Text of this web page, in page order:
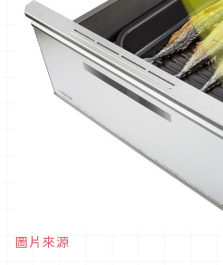
圖片來源